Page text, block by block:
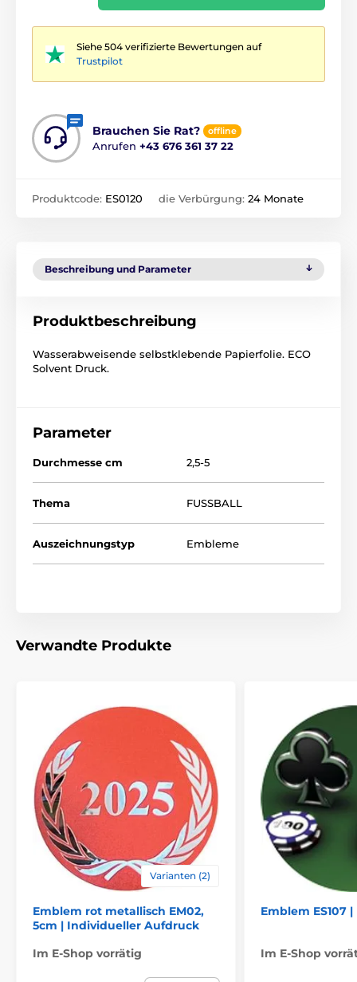
Siehe 504 verifizierte Bewertungen auf
Trustpilot
Brauchen Sie Rat? offline
Anrufen +43 676 361 37 22
Produktcode: ES0120 die Verbürgung: 24 Monate
Beschreibung und Parameter
Produktbeschreibung
Wasserabweisende selbstklebende Papierfolie. ECO
Solvent Druck.
Parameter
Durchmesse cm 2,5-5
Thema FUSSBALL
Auszeichnungstyp Embleme
Verwandte Produkte
Varianten (2)
Emblem rot metallisch EM02,
5cm | Individueller Aufdruck
Im E-Shop vorrätig
Emblem ES107
Im E-Shop